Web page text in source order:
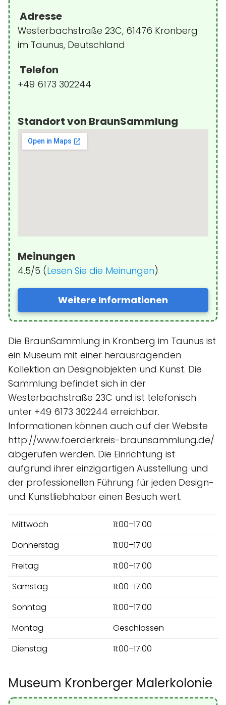
Adresse
Westerbachstraße 23C, 61476 Kronberg
im Taunus, Deutschland
Telefon
+49 6173 302244
Standort von BraunSammlung
Meinungen
4.5/5 (Lesen Sie die Meinungen)
Weitere Informationen
Die BraunSammlung in Kronberg im Taunus ist
ein Museum mit einer herausragenden
Kollektion an Designobjekten und Kunst. Die
Sammlung befindet sich in der
Westerbachstraße 23C und ist telefonisch
unter +49 6173 302244 erreichbar.
Informationen können auch auf der Website
http://www.foerderkreis-braunsammlung.de/
abgerufen werden. Die Einrichtung ist
aufgrund ihrer einzigartigen Ausstellung und
der professionellen Führung für jeden Design-
und Kunstliebhaber einen Besuch wert.
Mittwoch
11:00–17:00
Donnerstag
11:00–17:00
Freitag
11:00–17:00
Samstag
11:00–17:00
Sonntag
11:00–17:00
Montag
Geschlossen
Dienstag
11:00–17:00
Museum Kronberger Malerkolonie